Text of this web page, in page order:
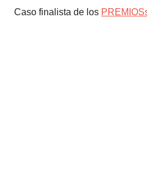
Caso finalista de los